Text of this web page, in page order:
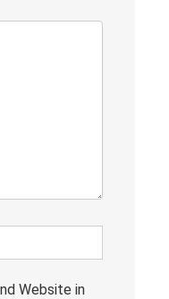
Website in